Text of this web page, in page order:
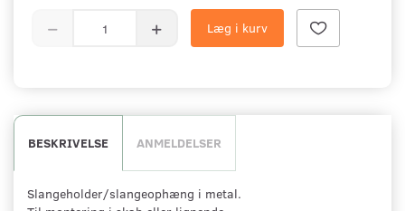
Læg i kurv
BESKRIVELSE ANMELDELSER
Slangeholder/slangeophæng i metal.